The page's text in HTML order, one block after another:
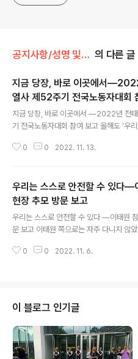
공지사항/성명 및 활동 의 다른 글
지금 당장, 바로 이곳에서
열사 제52주기 전국노동자대회
지금 당장, 바로 이곳에서 ―2022년 전
기 전국노동자대회 참여 보고 올해도 ‘우
동자대회에 함께 했다. 작년에 이어 두 번
대학교 아나키즘 소모임 ‘검은 학’ 동지들
즘 깃발 아래 함께 걸고 참가해 더욱 뜻깊
욱더 많은 현장에서, 더욱더 많은 학교에
을 함께하는 이들을 모아낼 수 있도록 이후
동자대회는 사실 노동자대회 당일인 11월
0 0 2022. 11. 13.
우리는 스스로 안전할 수 있다―
현장 추모 방문 보고
우리는 스스로 안전할 수 있다 ―이태원
문 보고 이태원 쪽으로는 자주 다니지 않
발에 맞는 제품이 있나 기웃거린 것이 대부
해서였습니다. 몇 번 방문하지 않아 본 제
난 이태원역 1번 출구는 익숙한 길거리였
서는 누구나 한 번쯤 가본 적 있는 곳, 이
인가 봅니다. 그러나 그 풍경을 낯설게 하
하게 쌓인 국화꽃과 추모의 글귀, 울음을
0 0 2022. 11. 6.
이 블로그 인기글